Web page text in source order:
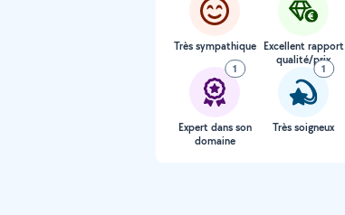
Très sympathique Excellent rapport
qualité/prix
1
Expert dans son
domaine
1
Très soigneux